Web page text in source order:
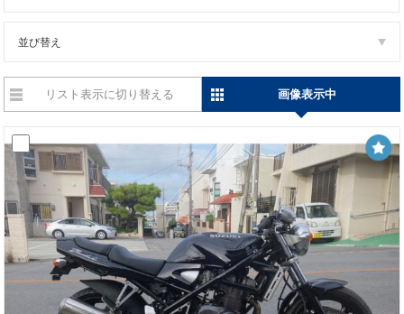
並び替え
リスト表示に切り替える 画像表示中